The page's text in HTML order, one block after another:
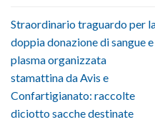
Straordinario traguardo per
doppia donazione di sangue e
plasma organizzata
stamattina da Avis e
Confartigianato: raccolte
diciotto sacche destinate